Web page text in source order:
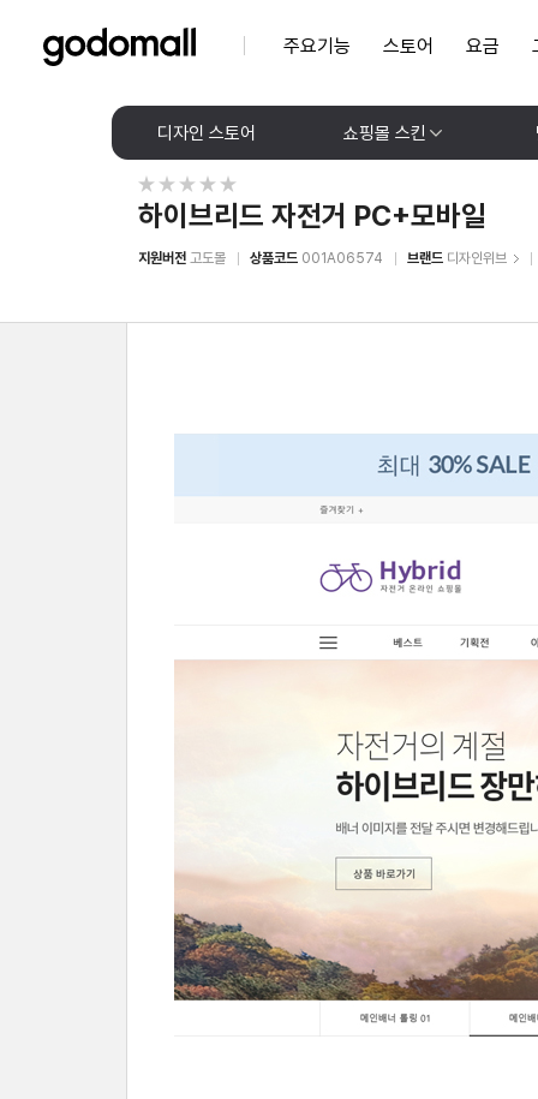
주요기능 스토어 요금
디자인 스토어 쇼핑몰 스킨
하이브리드 자전거 PC+모바일
지원버전 고도몰 상품코드 001A06574 브랜드 디자인위브